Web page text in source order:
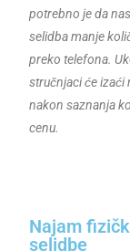
potrebno je da
selidba manje
preko telefona.
stručnjaci će izaći
nakon saznanja
cenu.
Najam
selidbe